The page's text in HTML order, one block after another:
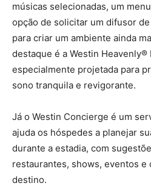
músicas selecionadas, um
opção de solicitar um difusor
para criar um ambiente ainda
destaque é a Westin Heavenly®
especialmente projetada para
sono tranquila e revigorante.
Já o Westin Concierge é um
ajuda os hóspedes a planejar
durante a estadia, com
restaurantes, shows, eventos e
destino.